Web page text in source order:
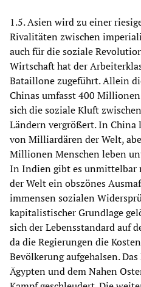
1.5. Asien wird zu einer
Rivalitäten zwischen
auch für die soziale
Wirtschaft hat der
Bataillone zugeführt. Allein
Chinas umfasst 400
sich die soziale Kluft
Ländern vergrößert. In
von Milliardären der Welt,
Millionen Menschen leben
In Indien gibt es unmittelbar
der Welt ein obszönes
immensen sozialen
kapitalistischer Grundlage
sich der Lebensstandard auf
da die Regierungen die
Bevölkerung aufgehalsen.
Ägypten und dem Nahen